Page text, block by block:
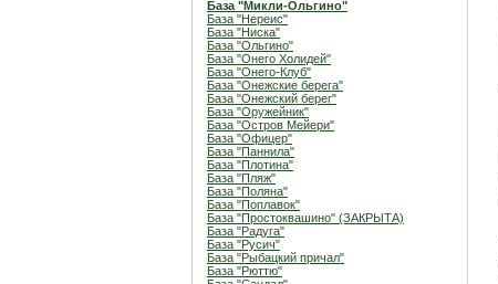
База "Микли-Ольгино"
База "Нереис"
База "Ниска"
База "Ольгино"
База "Онего Холидей"
База "Онего-Клуб"
База "Онежские берега"
База "Онежский берег"
База "Оружейник"
База "Остров Мейери"
База "Офицер"
База "Паннила"
База "Плотина"
База "Пляж"
База "Поляна"
База "Поплавок"
База "Простоквашино" (ЗАКРЫТА)
База "Радуга"
База "Русич"
База "Рыбацкий причал"
База "Рюттю"